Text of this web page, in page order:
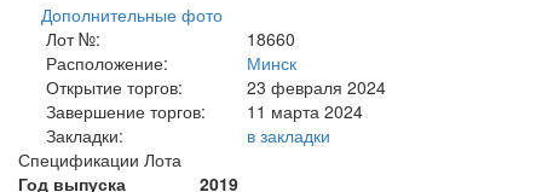
Дополнительные фото
Лот №:
18660
Расположение:
Минск
Открытие торгов:
23 февраля 2024
Завершение торгов:
11 марта 2024
Закладки:
в закладки
Спецификации Лота
Год выпуска
2019